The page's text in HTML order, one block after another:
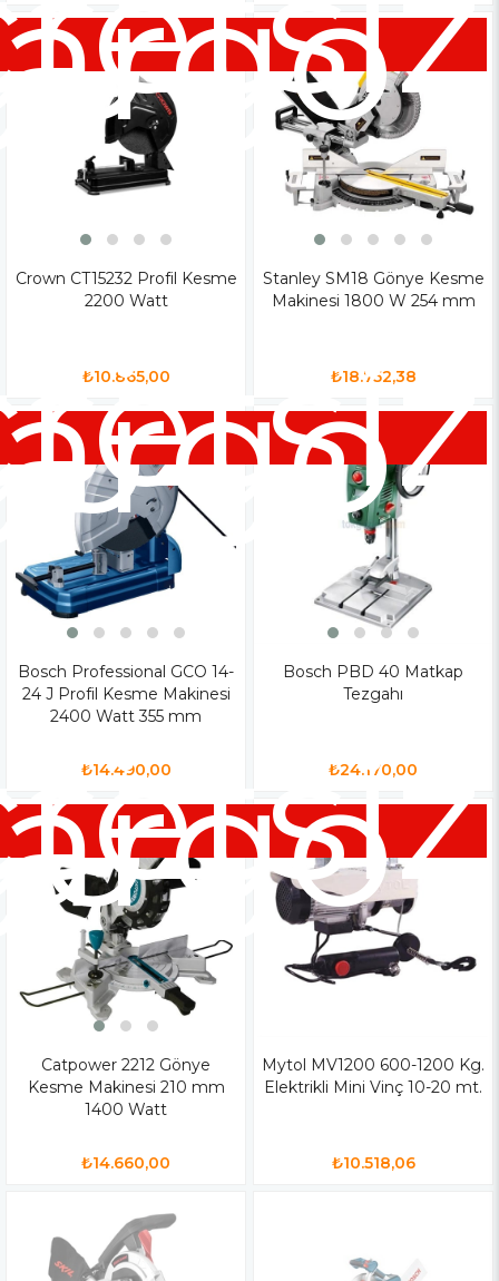
Crown CT15232 Profil Kesme
2200 Watt
₺10.865,00
Stanley SM18 Gönye Kesme
Makinesi 1800 W 254 mm
₺18.752,38
Bosch Professional GCO 14-
24 J Profil Kesme Makinesi
2400 Watt 355 mm
₺14.490,00
Bosch PBD 40 Matkap
Tezgahı
₺24.170,00
Catpower 2212 Gönye
Kesme Makinesi 210 mm
1400 Watt
₺14.660,00
Mytol MV1200 600-1200 Kg.
Elektrikli Mini Vinç 10-20 mt.
₺10.518,06